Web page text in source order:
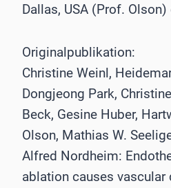
Dallas, USA (Prof.
Originalpublikation:
Christine Weinl,
Dongjeong Park,
Beck, Gesine Huber,
Olson, Mathias W.
Alfred Nordheim:
ablation causes vascular